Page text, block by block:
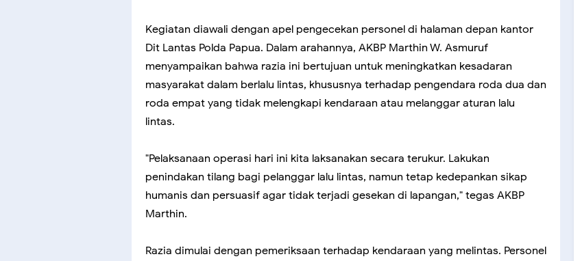
Kegiatan diawali dengan apel pengecekan personel di halaman depan kantor
Dit Lantas Polda Papua. Dalam arahannya, AKBP Marthin W. Asmuruf
menyampaikan bahwa razia ini bertujuan untuk meningkatkan kesadaran
masyarakat dalam berlalu lintas, khususnya terhadap pengendara roda dua dan
roda empat yang tidak melengkapi kendaraan atau melanggar aturan lalu
lintas.
"Pelaksanaan operasi hari ini kita laksanakan secara terukur. Lakukan
penindakan tilang bagi pelanggar lalu lintas, namun tetap kedepankan sikap
humanis dan persuasif agar tidak terjadi gesekan di lapangan," tegas AKBP
Marthin.
Razia dimulai dengan pemeriksaan terhadap kendaraan yang melintas. Personel